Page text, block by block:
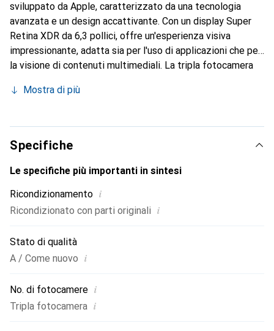
sviluppato da Apple, caratterizzato da una tecnologia
avanzata e un design accattivante. Con un display Super
Retina XDR da 6,3 pollici, offre un'esperienza visiva
impressionante, adatta sia per l'uso di applicazioni che per
la visione di contenuti multimediali. La tripla fotocamera
e video di alta qualità, mentre la fotocamera frontale da
supporta gli standard di rete mobile 5G ed è dotato di un
potente processore Apple A18, che assicura prestazioni
fluide. Con una capacità della batteria di 3582 mAh e
supporto per la ricarica wireless, l'iPhone 16 Pro è sia
offre una capacità di archiviazione di 128 GB, offrendo
ampio spazio per applicazioni, foto e video.
Mostra di più
Specifiche
Le specifiche più importanti in sintesi
Ricondizionamento i
Ricondizionato con parti originali i
Stato di qualità
A / Come nuovo i
No. di fotocamere i
Tripla fotocamera i